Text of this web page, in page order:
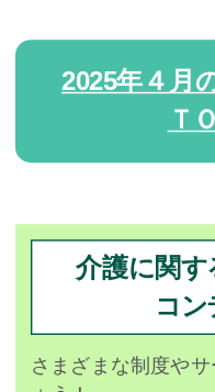
2025年４月
Ｔ
介護に関す
コ
さまざまな制度や